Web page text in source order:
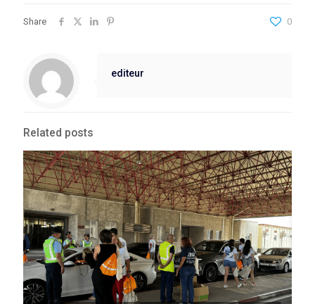
Share 0
editeur
Related posts